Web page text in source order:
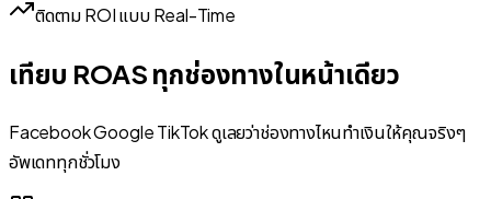
ติดตาม ROI แบบ Real-Time
เทียบ ROAS ทุกช่องทางในหน้าเดียว
Facebook Google TikTok ดูเลยว่าช่องทางไหนทำเงินให้คุณจริงๆ
อัพเดททุกชั่วโมง